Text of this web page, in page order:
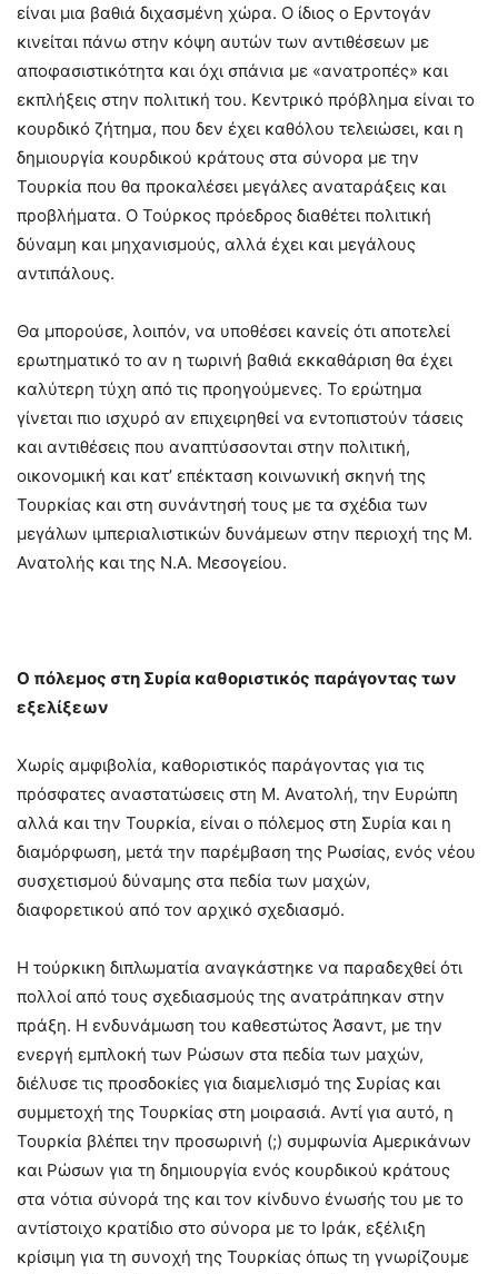
είναι μια βαθιά διχασμένη χώρα. Ο ίδιος ο Ερντογάν
κινείται πάνω στην κόψη αυτών των αντιθέσεων με
αποφασιστικότητα και όχι σπάνια με «ανατροπές» και
εκπλήξεις στην πολιτική του. Κεντρικό πρόβλημα είναι το
κουρδικό ζήτημα, που δεν έχει καθόλου τελειώσει, και η
δημιουργία κουρδικού κράτους στα σύνορα με την
Τουρκία που θα προκαλέσει μεγάλες αναταράξεις και
προβλήματα. Ο Τούρκος πρόεδρος διαθέτει πολιτική
δύναμη και μηχανισμούς, αλλά έχει και μεγάλους
αντιπάλους.
Θα μπορούσε, λοιπόν, να υποθέσει κανείς ότι αποτελεί
ερωτηματικό το αν η τωρινή βαθιά εκκαθάριση θα έχει
καλύτερη τύχη από τις προηγούμενες. Το ερώτημα
γίνεται πιο ισχυρό αν επιχειρηθεί να εντοπιστούν τάσεις
και αντιθέσεις που αναπτύσσονται στην πολιτική,
οικονομική και κατ’ επέκταση κοινωνική σκηνή της
Τουρκίας και στη συνάντησή τους με τα σχέδια των
μεγάλων ιμπεριαλιστικών δυνάμεων στην περιοχή της Μ.
Ανατολής και της Ν.Α. Μεσογείου.
Ο πόλεμος στη Συρία καθοριστικός παράγοντας των
εξελίξεων
Χωρίς αμφιβολία, καθοριστικός παράγοντας για τις
πρόσφατες αναστατώσεις στη Μ. Ανατολή, την Ευρώπη
αλλά και την Τουρκία, είναι ο πόλεμος στη Συρία και η
διαμόρφωση, μετά την παρέμβαση της Ρωσίας, ενός νέου
συσχετισμού δύναμης στα πεδία των μαχών,
διαφορετικού από τον αρχικό σχεδιασμό.
Η τούρκικη διπλωματία αναγκάστηκε να παραδεχθεί ότι
πολλοί από τους σχεδιασμούς της ανατράπηκαν στην
πράξη. Η ενδυνάμωση του καθεστώτος Άσαντ, με την
ενεργή εμπλοκή των Ρώσων στα πεδία των μαχών,
διέλυσε τις προσδοκίες για διαμελισμό της Συρίας και
συμμετοχή της Τουρκίας στη μοιρασιά. Αντί για αυτό, η
Τουρκία βλέπει την προσωρινή (;) συμφωνία Αμερικάνων
και Ρώσων για τη δημιουργία ενός κουρδικού κράτους
στα νότια σύνορά της και τον κίνδυνο ένωσής του με το
αντίστοιχο κρατίδιο στο σύνορα με το Ιράκ, εξέλιξη
κρίσιμη για τη συνοχή της Τουρκίας όπως τη γνωρίζουμε